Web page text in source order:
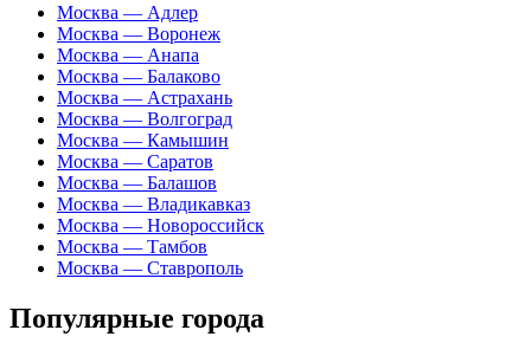
Москва — Адлер
Москва — Воронеж
Москва — Анапа
Москва — Балаково
Москва — Астрахань
Москва — Волгоград
Москва — Камышин
Москва — Саратов
Москва — Балашов
Москва — Владикавказ
Москва — Новороссийск
Москва — Тамбов
Москва — Ставрополь
Популярные города